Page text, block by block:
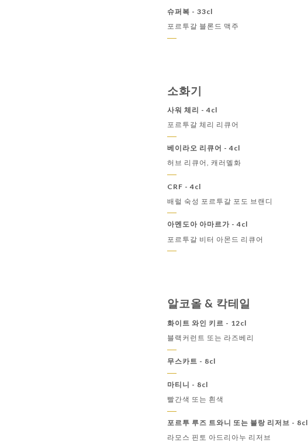
슈퍼복 - 33cl
포르투갈 블론드 맥주
소화기
사워 체리 - 4cl
포르투갈 체리 리큐어
베이라오 리큐어 - 4cl
허브 리큐어, 캐러멜화
CRF - 4cl
배럴 숙성 포르투갈 포도 브랜디
아멘도아 아마르가 - 4cl
포르투갈 비터 아몬드 리큐어
알코올 & 칵테일
화이트 와인 키르 - 12cl
블랙커런트 또는 라즈베리
무스카트 - 8cl
마티니 - 8cl
빨간색 또는 흰색
포르투 루즈 트와니 또는 블랑 리저브 - 8cl
라모스 핀토 아드리아누 리저브